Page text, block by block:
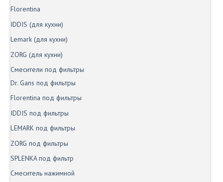
Florentina
IDDIS (для кухни)
Lemark (для кухни)
ZORG (для кухни)
Смесители под фильтры
Dr. Gans под фильтры
Florentina под фильтры
IDDIS под фильтры
LEMARK под фильтры
ZORG под фильтры
SPLENKA под фильтр
Смеситель нажимной